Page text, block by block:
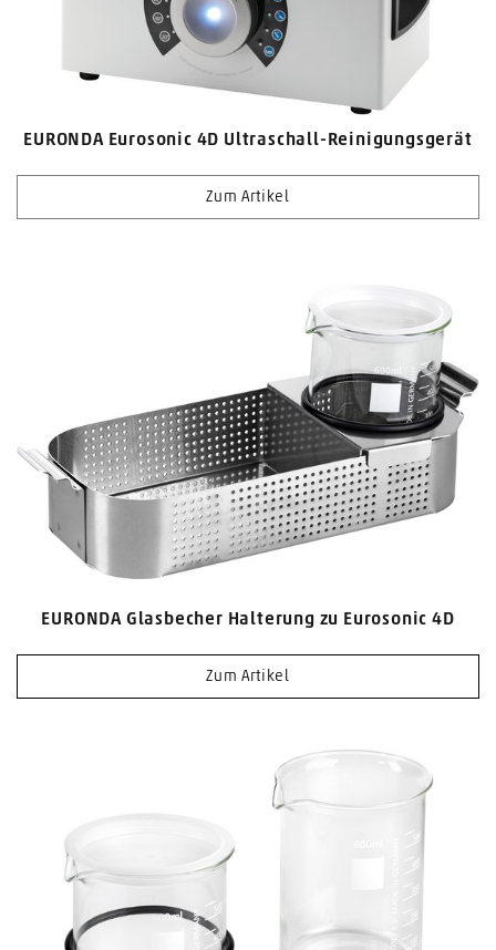
EURONDA Eurosonic 4D Ultraschall-Reinigungsgerät
Zum Artikel
EURONDA Glasbecher Halterung zu Eurosonic 4D
Zum Artikel